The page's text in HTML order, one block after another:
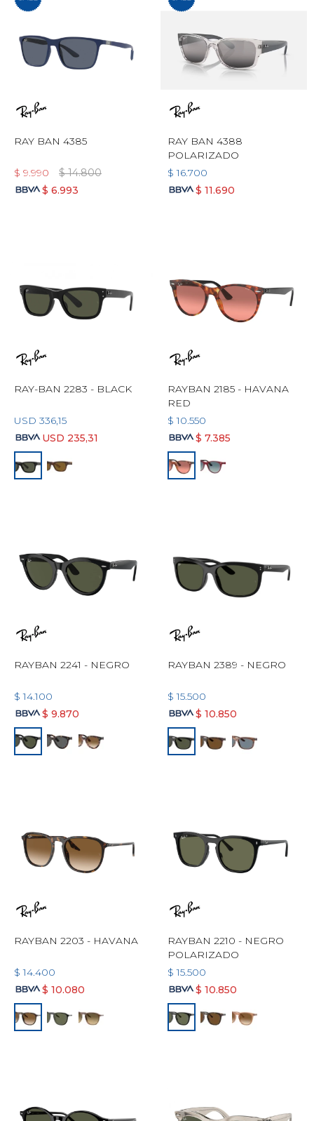
RAY BAN 4385
$ 9.990 $ 14.800
$ 6.993
RAY BAN 4388
POLARIZADO
$ 16.700
$ 11.690
RAY-BAN 2283 - BLACK
USD 336,15
USD 235,31
RAYBAN 2185 - HAVANA
RED
$ 10.550
$ 7.385
RAYBAN 2241 - NEGRO
$ 14.100
$ 9.870
RAYBAN 2389 - NEGRO
$ 15.500
$ 10.850
RAYBAN 2203 - HAVANA
$ 14.400
$ 10.080
RAYBAN 2210 - NEGRO
POLARIZADO
$ 15.500
$ 10.850